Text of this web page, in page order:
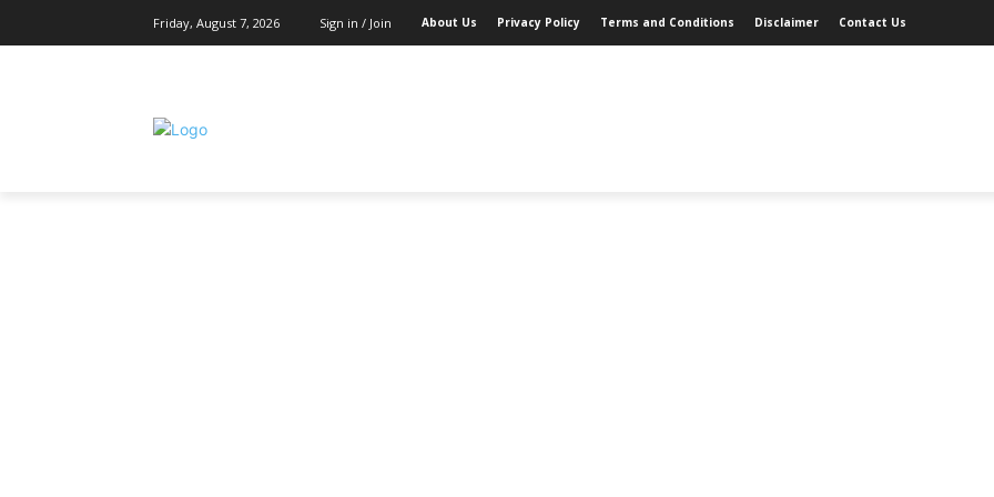
Friday, August 7, 2026 Sign in / Join About Us Privacy Policy Terms and Conditions Disclaimer Contact Us